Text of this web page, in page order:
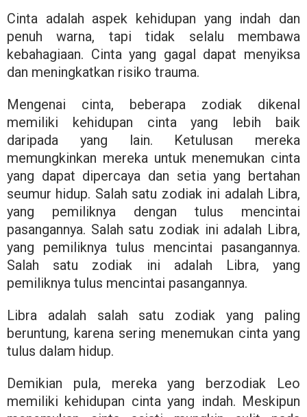
Cinta adalah aspek kehidupan yang indah dan
penuh warna, tapi tidak selalu membawa
kebahagiaan. Cinta yang gagal dapat menyiksa
dan meningkatkan risiko trauma.
Mengenai cinta, beberapa zodiak dikenal
memiliki kehidupan cinta yang lebih baik
daripada yang lain. Ketulusan mereka
memungkinkan mereka untuk menemukan cinta
yang dapat dipercaya dan setia yang bertahan
seumur hidup. Salah satu zodiak ini adalah Libra,
yang pemiliknya dengan tulus mencintai
pasangannya. Salah satu zodiak ini adalah Libra,
yang pemiliknya tulus mencintai pasangannya.
Salah satu zodiak ini adalah Libra, yang
pemiliknya tulus mencintai pasangannya.
Libra adalah salah satu zodiak yang paling
beruntung, karena sering menemukan cinta yang
tulus dalam hidup.
Demikian pula, mereka yang berzodiak Leo
memiliki kehidupan cinta yang indah. Meskipun